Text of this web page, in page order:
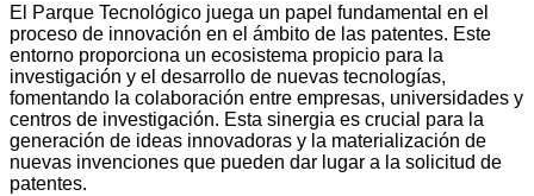
El Parque Tecnológico juega un papel fundamental en el
proceso de innovación en el ámbito de las patentes. Este
entorno proporciona un ecosistema propicio para la
investigación y el desarrollo de nuevas tecnologías,
fomentando la colaboración entre empresas, universidades y
centros de investigación. Esta sinergia es crucial para la
generación de ideas innovadoras y la materialización de
nuevas invenciones que pueden dar lugar a la solicitud de
patentes.